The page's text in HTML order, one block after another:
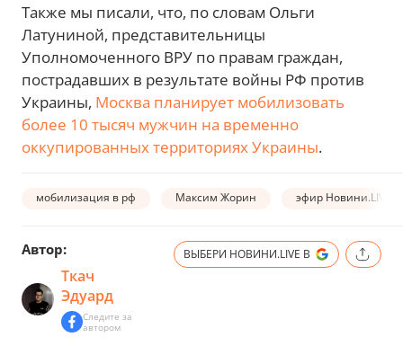
Также мы писали, что, по словам Ольги
Латуниной, представительницы
Уполномоченного ВРУ по правам граждан,
пострадавших в результате войны РФ против
Украины, Москва планирует мобилизовать
более 10 тысяч мужчин на временно
оккупированных территориях Украины.
мобилизация в рф Максим Жорин эфир Новини.LIVE
Автор:
Ткач
Эдуард
Следите за
автором
ВЫБЕРИ НОВИНИ.LIVE В